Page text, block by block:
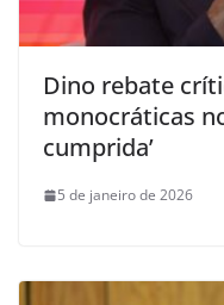
Dino rebate
monocráticas
cumprida’
5 de janeiro de 2026